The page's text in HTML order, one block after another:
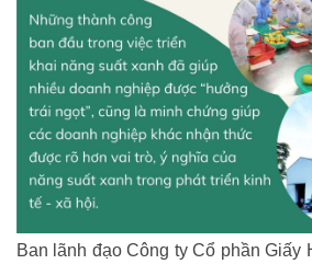
Ban lãnh đạo Công ty Cổ phần Giấy